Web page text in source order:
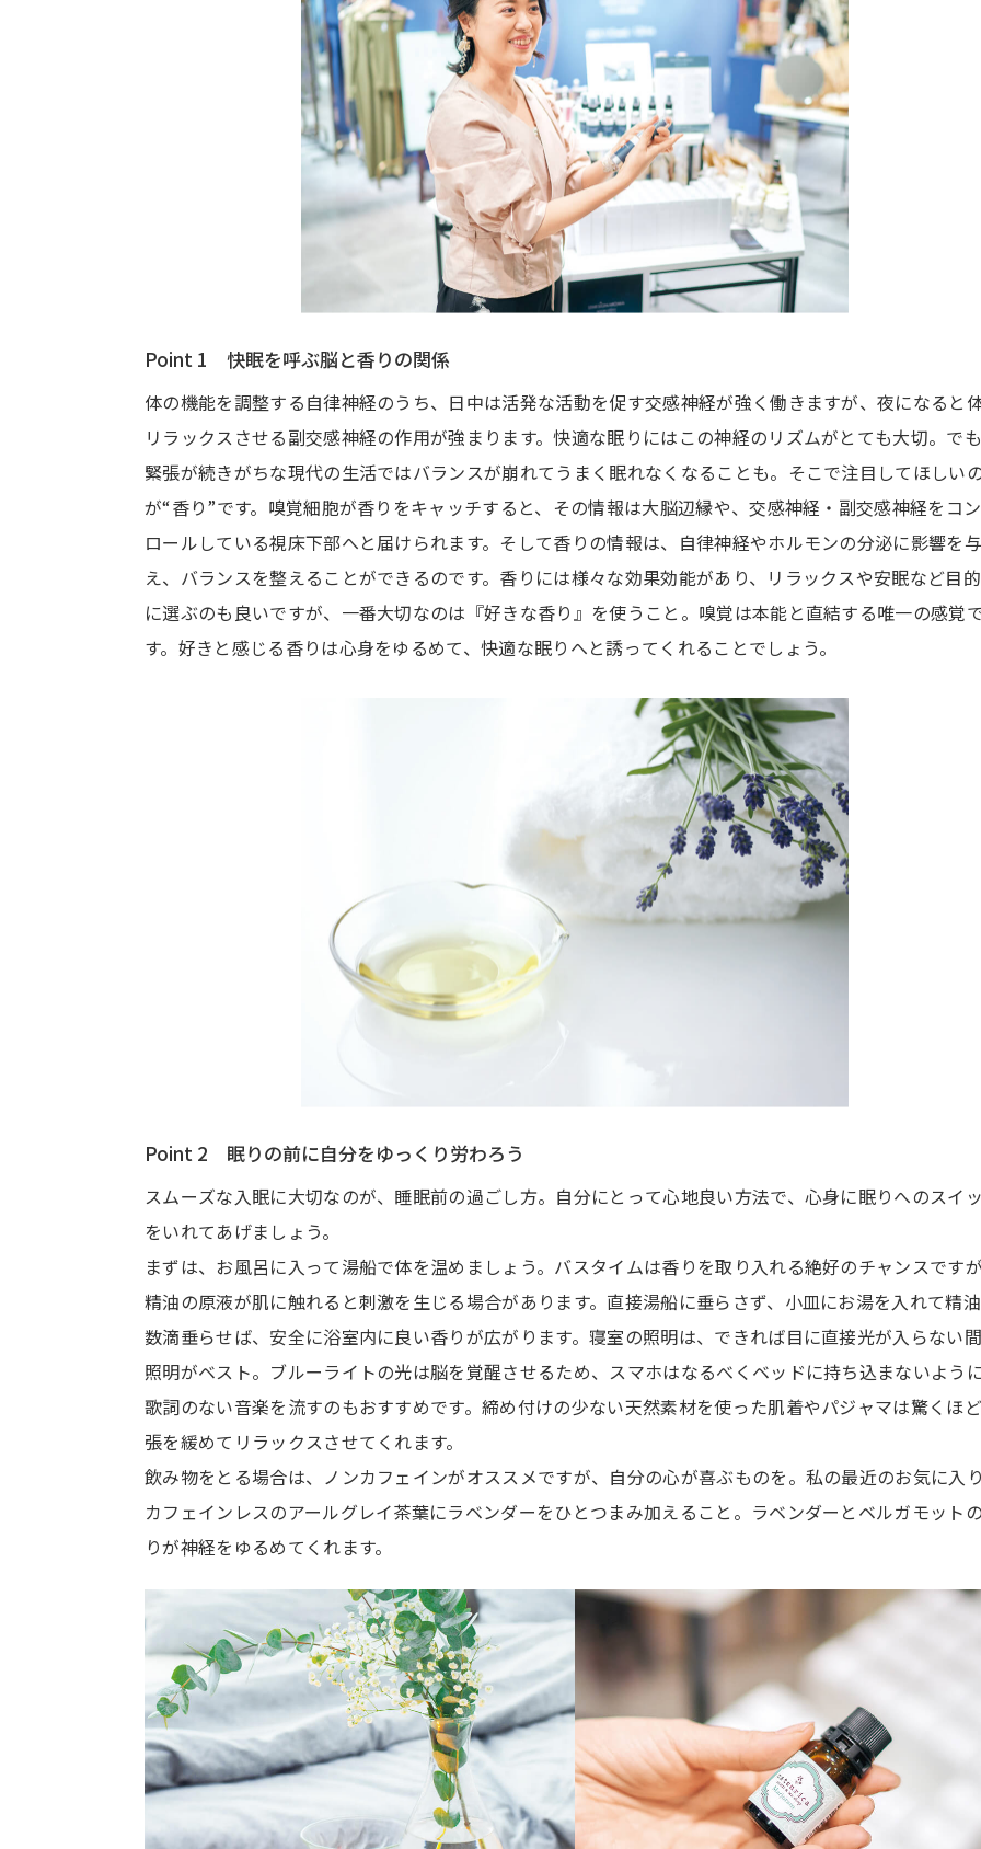
Point 1 快眠を呼ぶ脳と香りの関係
体の機能を調整する自律神経のうち、日中は活発な活動を促す交感神経が強く働きますが、夜になると
リラックスさせる副交感神経の作用が強まります。快適な眠りにはこの神経のリズムがとても大切。でも
緊張が続きがちな現代の生活ではバランスが崩れてうまく眠れなくなることも。そこで注目してほしい
が“香り”です。嗅覚細胞が香りをキャッチすると、その情報は大脳辺縁や、交感神経・副交感神経をコ
ロールしている視床下部へと届けられます。そして香りの情報は、自律神経やホルモンの分泌に影響を与
え、バランスを整えることができるのです。香りには様々な効果効能があり、リラックスや安眠など目
に選ぶのも良いですが、一番大切なのは『好きな香り』を使うこと。嗅覚は本能と直結する唯一の感覚
す。好きと感じる香りは心身をゆるめて、快適な眠りへと誘ってくれることでしょう。
Point 2 眠りの前に自分をゆっくり労わろう
スムーズな入眠に大切なのが、睡眠前の過ごし方。自分にとって心地良い方法で、心身に眠りへのスイ
をいれてあげましょう。
まずは、お風呂に入って湯船で体を温めましょう。バスタイムは香りを取り入れる絶好のチャンスですが
精油の原液が肌に触れると刺激を生じる場合があります。直接湯船に垂らさず、小皿にお湯を入れて精
数滴垂らせば、安全に浴室内に良い香りが広がります。寝室の照明は、できれば目に直接光が入らない
照明がベスト。ブルーライトの光は脳を覚醒させるため、スマホはなるべくベッドに持ち込まないように
歌詞のない音楽を流すのもおすすめです。締め付けの少ない天然素材を使った肌着やパジャマは驚くほ
張を緩めてリラックスさせてくれます。
飲み物をとる場合は、ノンカフェインがオススメですが、自分の心が喜ぶものを。私の最近のお気に入
カフェインレスのアールグレイ茶葉にラベンダーをひとつまみ加えること。ラベンダーとベルガモット
りが神経をゆるめてくれます。